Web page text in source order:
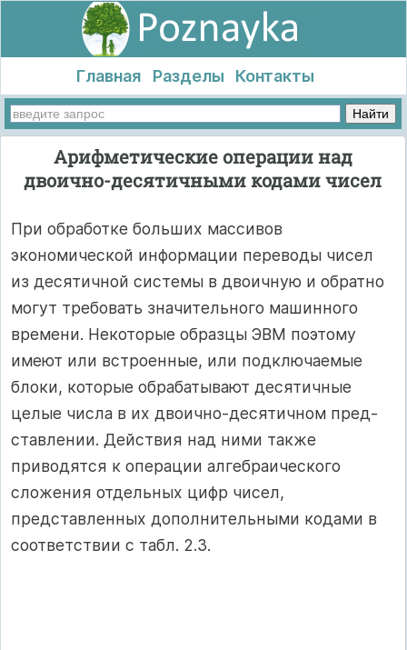
Главная Разделы Контакты
Арифметические операции над
двоично-десятичными кодами чисел
При обработке больших массивов
экономической информации пере­воды чисел
из десятичной системы в двоичную и обратно
могут тре­бовать значительного машинного
времени. Некоторые образцы ЭВМ поэтому
имеют или встроенные, или подключаемые
блоки, которые обрабатывают десятичные
целые числа в их двоично-десятичном пред­
ставлении. Действия над ними также
приводятся к операции алгебра­ического
сложения отдельных цифр чисел,
представленных дополни­тельными кодами в
соответствии с табл. 2.3.